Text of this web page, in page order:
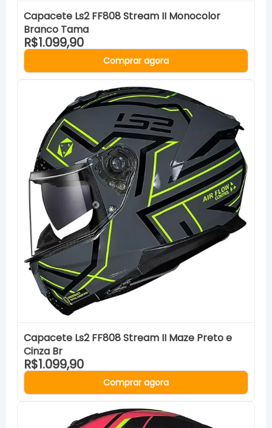
Capacete Ls2 FF808 Stream II Monocolor
Branco Tama
R$1.099,90
Comprar agora
Capacete Ls2 FF808 Stream II Maze Preto e
Cinza Br
R$1.099,90
Comprar agora